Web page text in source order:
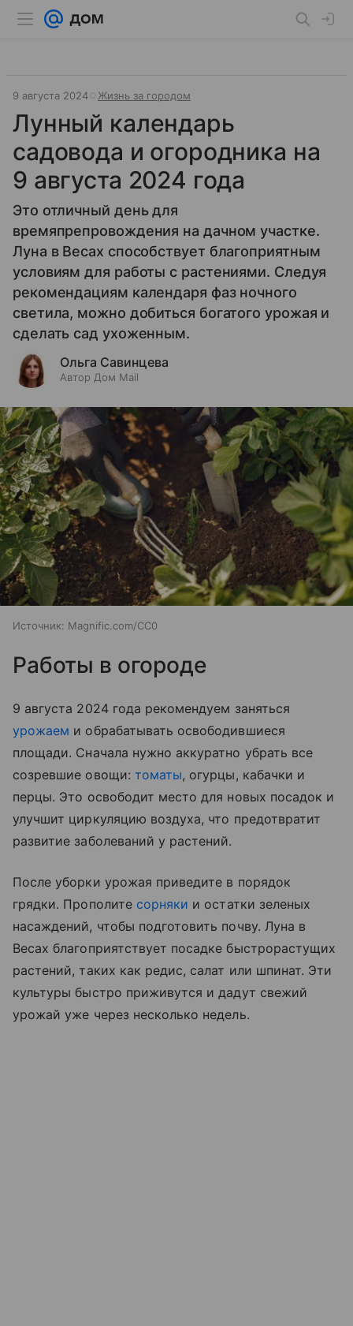
9 августа 2024 Жизнь за городом
Лунный календарь
садовода и огородника на
9 августа 2024 года
Это отличный день для
времяпрепровождения на дачном участке.
Луна в Весах способствует благоприятным
условиям для работы с растениями. Следуя
рекомендациям календаря фаз ночного
светила, можно добиться богатого урожая и
сделать сад ухоженным.
Ольга Савинцева
Автор Дом Mail
Источник: Magnific.com/CC0
Работы в огороде
9 августа 2024 года рекомендуем заняться
урожаем и обрабатывать освободившиеся
площади. Сначала нужно аккуратно убрать все
созревшие овощи: томаты, огурцы, кабачки и
перцы. Это освободит место для новых посадок и
улучшит циркуляцию воздуха, что предотвратит
развитие заболеваний у растений.
После уборки урожая приведите в порядок
грядки. Прополите сорняки и остатки зеленых
насаждений, чтобы подготовить почву. Луна в
Весах благоприятствует посадке быстрорастущих
растений, таких как редис, салат или шпинат. Эти
культуры быстро приживутся и дадут свежий
урожай уже через несколько недель.